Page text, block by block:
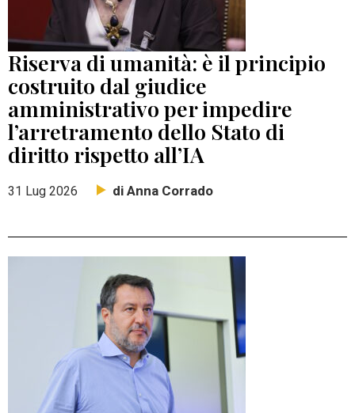
Riserva di umanità: è il principio
costruito dal giudice
amministrativo per impedire
l’arretramento dello Stato di
diritto rispetto all’IA
31 Lug 2026 di Anna Corrado